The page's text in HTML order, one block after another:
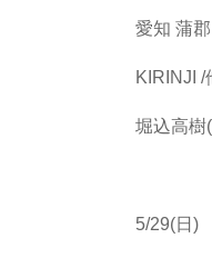
愛知 蒲郡
KIRINJI /
堀込高樹
5/29(日)